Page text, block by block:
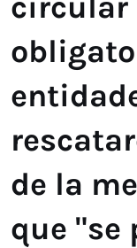
de la
que "se